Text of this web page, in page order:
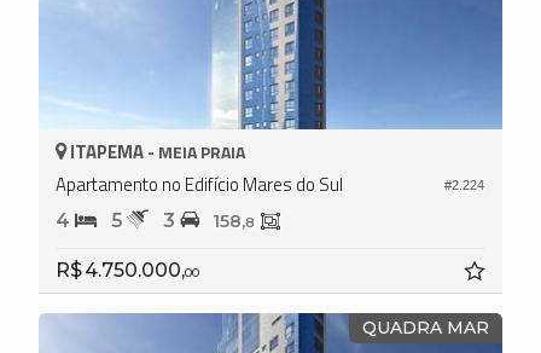
#2.224
ITAPEMA - MEIA PRAIA
Apartamento no Edifício Mares do Sul
4 5 3 158,8
R$ 4.750.000,00
QUADRA MAR